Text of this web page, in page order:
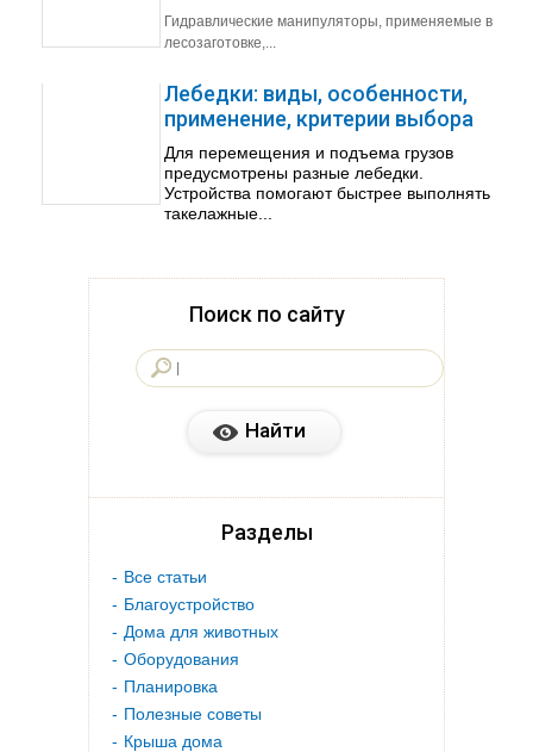
Гидравлические манипуляторы, применяемые в
лесозаготовке,...
Лебедки: виды, особенности,
применение, критерии выбора
Для перемещения и подъема грузов
предусмотрены разные лебедки.
Устройства помогают быстрее выполнять
такелажные...
Поиск по сайту
Разделы
Все статьи
Благоустройство
Дома для животных
Оборудования
Планировка
Полезные советы
Крыша дома